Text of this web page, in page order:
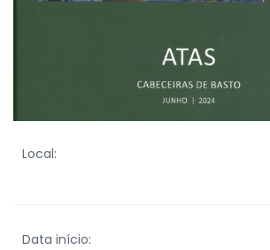
Local:
Data início: